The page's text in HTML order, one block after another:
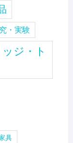
・実験
ジ・ト
具